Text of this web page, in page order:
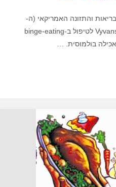
ארגון הבריאות והתזונה האמריקאי (ה-
FDA) את השימוש בתרופה Vyvanse לטיפול ב-binge-eating